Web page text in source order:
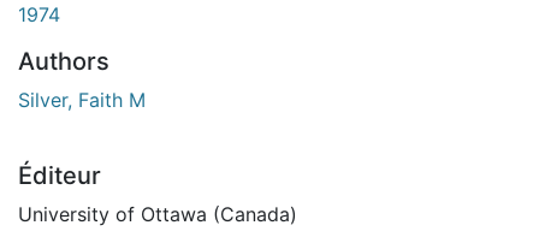
1974
Authors
Silver, Faith M
Éditeur
University of Ottawa (Canada)